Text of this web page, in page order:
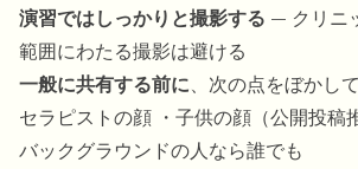
演習ではしっかりと撮影する — クリニ
範囲にわたる撮影は避ける
一般に共有する前に、次の点をぼかし
セラピストの顔 ・子供の顔（公開投稿
バックグラウンドの人なら誰でも